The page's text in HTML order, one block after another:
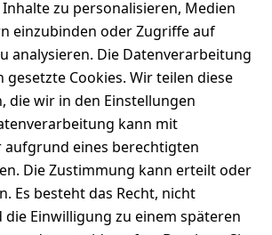
Inhalte zu personalisieren, Medien
einzubinden oder Zugriffe auf
analysieren. Die Datenverarbeitung
Cookies. Wir teilen diese
die wir in den Einstellungen
kann mit
aufgrund eines berechtigten
Die Zustimmung kann erteilt oder
Es besteht das Recht, nicht
Einwilligung zu einem späteren
nen
Retourenlage
r: Eichenallee
3, 06184
Kabelsketal
Telefon: +49
1512 6260858
E-Mail:
info@konsyst
em.de
★★★★☆
Top-Verkäufer
★★★★★
Bewertungen
Über 228.000